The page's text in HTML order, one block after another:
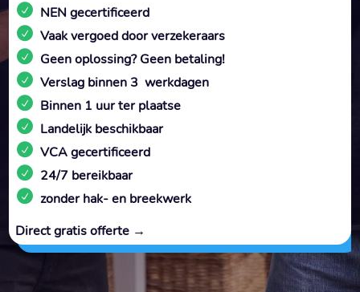
NEN gecertificeerd
Vaak vergoed door verzekeraars
Geen oplossing? Geen betaling!
Verslag binnen 3 werkdagen
Binnen 1 uur ter plaatse
Landelijk beschikbaar
VCA gecertificeerd
24/7 bereikbaar
zonder hak- en breekwerk
Direct gratis offerte →